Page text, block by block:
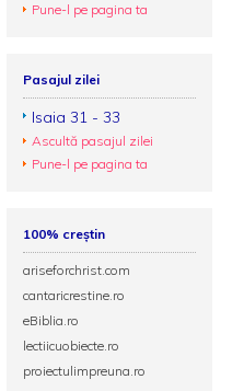
Pune-l pe pagina ta
Pasajul zilei
Isaia 31 - 33
Ascultă pasajul zilei
Pune-l pe pagina ta
100% creștin
ariseforchrist.com
cantaricrestine.ro
eBiblia.ro
lectiicuobiecte.ro
proiectulimpreuna.ro